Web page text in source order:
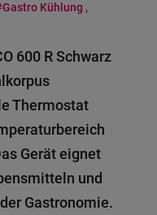
Kühlung ,
600 R Schwarz
Thermostat
Gerät eignet
und
Gastronomie.